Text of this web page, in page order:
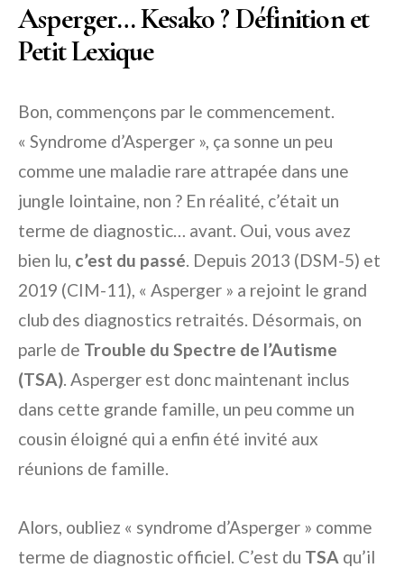
Asperger… Kesako ? Définition et
Petit Lexique
Bon, commençons par le commencement.
« Syndrome d’Asperger », ça sonne un peu
comme une maladie rare attrapée dans une
jungle lointaine, non ? En réalité, c’était un
terme de diagnostic… avant. Oui, vous avez
bien lu, c’est du passé. Depuis 2013 (DSM-5) et
2019 (CIM-11), « Asperger » a rejoint le grand
club des diagnostics retraités. Désormais, on
parle de Trouble du Spectre de l’Autisme
(TSA). Asperger est donc maintenant inclus
dans cette grande famille, un peu comme un
cousin éloigné qui a enfin été invité aux
réunions de famille.
Alors, oubliez « syndrome d’Asperger » comme
terme de diagnostic officiel. C’est du TSA qu’il